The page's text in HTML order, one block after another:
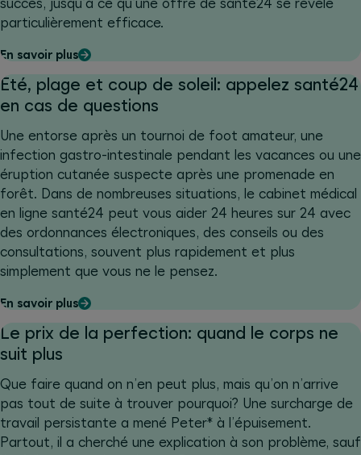
succès, jusqu’à ce qu’une offre de santé24 se révèle
particulièrement efficace.
En savoir plus
Été, plage et coup de soleil: appelez santé24
en cas de questions
Une entorse après un tournoi de foot amateur, une
infection gastro-intestinale pendant les vacances ou une
éruption cutanée suspecte après une promenade en
forêt. Dans de nombreuses situations, le cabinet médical
en ligne santé24 peut vous aider 24 heures sur 24 avec
des ordonnances électroniques, des conseils ou des
consultations, souvent plus rapidement et plus
simplement que vous ne le pensez.
En savoir plus
Le prix de la perfection: quand le corps ne
suit plus
Que faire quand on n’en peut plus, mais qu’on n’arrive
pas tout de suite à trouver pourquoi? Une surcharge de
travail persistante a mené Peter* à l’épuisement.
Partout, il a cherché une explication à son problème, sauf